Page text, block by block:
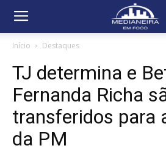
Início Destaques
TJ determina e
Fernanda Richa
transferidos para
da PM